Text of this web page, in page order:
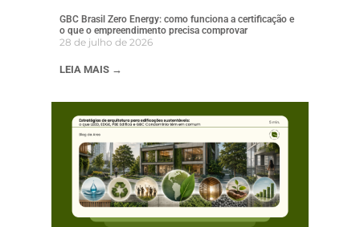
GBC Brasil Zero Energy: como funciona a certificação e
o que o empreendimento precisa comprovar
28 de julho de 2026
LEIA MAIS →